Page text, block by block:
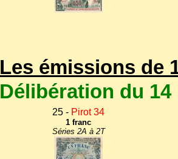
Les émissions de
Délibération du 14
25 - Pirot 34
1 franc
Séries 2A à 2T